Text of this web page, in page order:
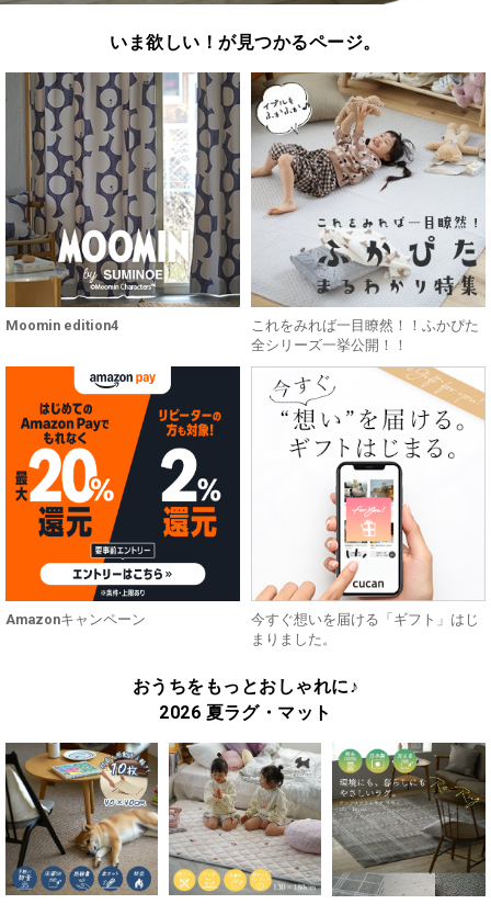
いま欲しい！が見つかるページ。
Moomin edition4
これをみれば一目瞭然！！ふかぴた
全シリーズ一挙公開！！
Amazonキャンペーン
今すぐ想いを届ける「ギフト」はじ
まりました。
おうちをもっとおしゃれに♪
2026 夏ラグ・マット